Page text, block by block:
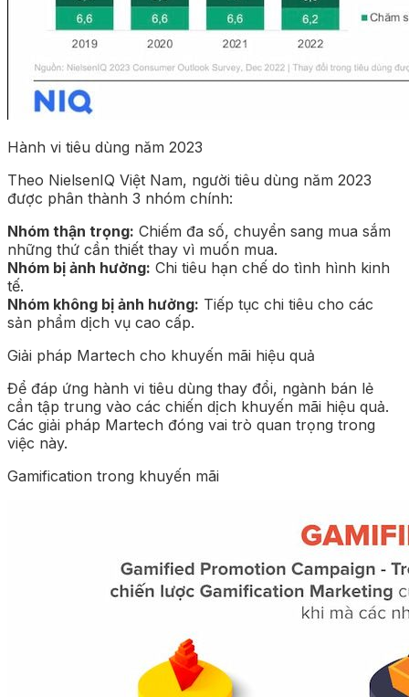
Hành vi tiêu dùng năm 2023
Theo NielsenIQ Việt Nam, người tiêu dùng năm 2023
được phân thành 3 nhóm chính:
Nhóm thận trọng: Chiếm đa số, chuyển sang mua sắm
những thứ cần thiết thay vì muốn mua.
Nhóm bị ảnh hưởng: Chi tiêu hạn chế do tình hình kinh
tế.
Nhóm không bị ảnh hưởng: Tiếp tục chi tiêu cho các
sản phẩm dịch vụ cao cấp.
Giải pháp Martech cho khuyến mãi hiệu quả
Để đáp ứng hành vi tiêu dùng thay đổi, ngành bán lẻ
cần tập trung vào các chiến dịch khuyến mãi hiệu quả.
Các giải pháp Martech đóng vai trò quan trọng trong
việc này.
Gamification trong khuyến mãi